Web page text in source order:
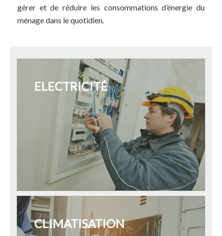
gérer et de réduire les consommations d’énergie du
ménage dans le quotidien.
ELECTRICITÉ
CLIMATISATION